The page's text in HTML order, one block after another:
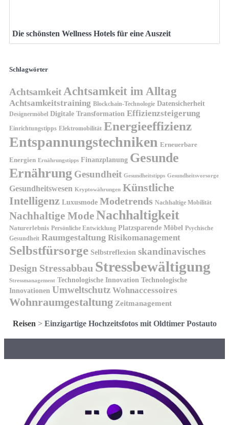
Die schönsten Wellness Hotels für eine Auszeit
Schlagwörter
Achtsamkeit Achtsamkeit im Alltag
Achtsamkeitstraining Blockchain-Technologie Datensicherheit
Designermöbel Digitale Transformation Effizienzsteigerung
Einrichtungstipps Elektromobilität Energieeffizienz
Entspannungstechniken Erneuerbare
Energien Ernährungstipps Finanzplanung Gesunde
Ernährung Gesundheit Gesundheitstipps Gesundheitsvorsorge
Gesundheitswesen Kryptowährungen Künstliche
Intelligenz Luxusmode Modetrends Nachhaltige Mobilität
Nachhaltige ModeNachhaltigkeit
Naturerlebnis Persönliche Entwicklung Platzsparende Möbel Psychische
Gesundheit Raumgestaltung Risikomanagement
Selbstfürsorge Selbstreflexion skandinavisches
Design Stressabbau Stressbewältigung
Stressmanagement Technologische Innovation Technologische
Innovationen Umweltschutz Wohnaccessoires
Wohnraumgestaltung Zeitmanagement
Reisen > Einzigartige Hochzeitsfotos mit Oldtimer Postauto